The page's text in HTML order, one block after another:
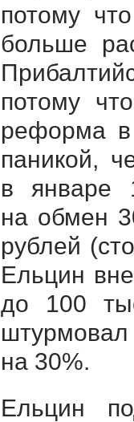
потому
больше
потому
реформа
паникой,
в январе
на обмен
рублей
Ельцин
до 100
на 30%.
Ельцин